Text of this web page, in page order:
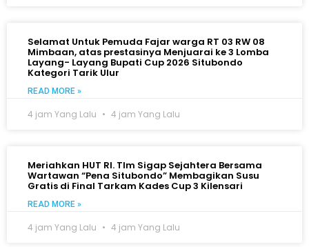
Selamat Untuk Pemuda Fajar warga RT 03 RW 08
Mimbaan, atas prestasinya Menjuarai ke 3 Lomba
Layang- Layang Bupati Cup 2026 Situbondo
Kategori Tarik Ulur
READ MORE »
4 jam Yang Lalu 4 jam Yang Lalu
Meriahkan HUT RI. TIm Sigap Sejahtera Bersama
Wartawan “Pena Situbondo” Membagikan Susu
Gratis di Final Tarkam Kades Cup 3 Kilensari
READ MORE »
4 jam Yang Lalu 4 jam Yang Lalu